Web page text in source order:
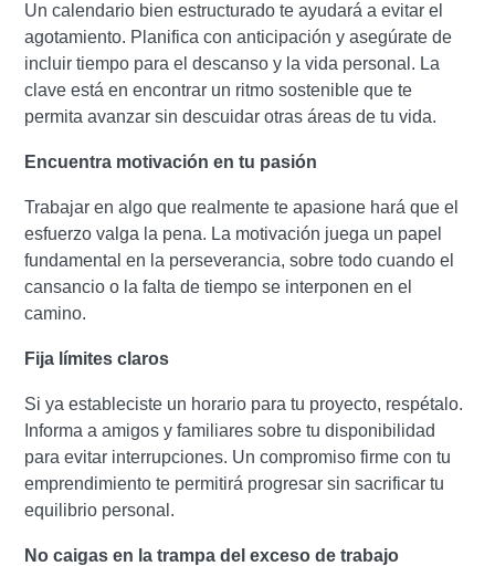
Un calendario bien estructurado te ayudará a evitar el
agotamiento. Planifica con anticipación y asegúrate de
incluir tiempo para el descanso y la vida personal. La
clave está en encontrar un ritmo sostenible que te
permita avanzar sin descuidar otras áreas de tu vida.
Encuentra motivación en tu pasión
Trabajar en algo que realmente te apasione hará que el
esfuerzo valga la pena. La motivación juega un papel
fundamental en la perseverancia, sobre todo cuando el
cansancio o la falta de tiempo se interponen en el
camino.
Fija límites claros
Si ya estableciste un horario para tu proyecto, respétalo.
Informa a amigos y familiares sobre tu disponibilidad
para evitar interrupciones. Un compromiso firme con tu
emprendimiento te permitirá progresar sin sacrificar tu
equilibrio personal.
No caigas en la trampa del exceso de trabajo